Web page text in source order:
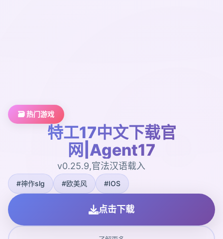
🗃️ 热门游戏
特工17中文下载官
网|Agent17
v0.25.9,官法汉语载入
#神作slg #欧美风 #IOS
点击下载